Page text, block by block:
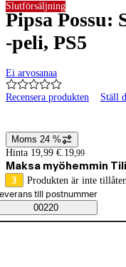
Pipsa Possu:
-peli, PS5
Ei arvosanaa
Recensera produkten Ställ
Slutförsäljning
Prisinformation
Moms 24 %
Hinta 19,99 €. 19,99
Maksa myöhemmin
3 Produkten är inte
Saatavuustiedot
beställningssätt
till postnummer
00220